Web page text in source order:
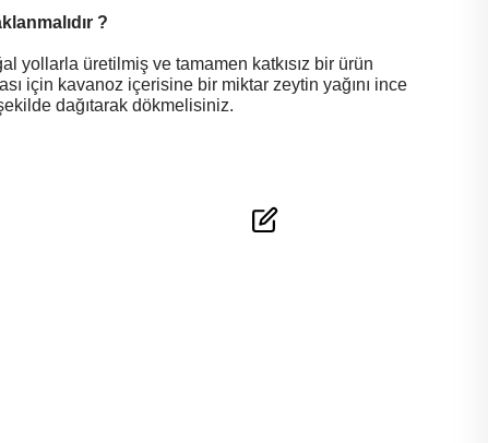
?
yollarla üretilmiş ve tamamen katkısız bir ürün
için kavanoz içerisine bir miktar zeytin yağını ince
dağıtarak dökmelisiniz.